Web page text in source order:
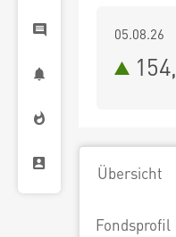
05.08.26
Übersicht
Fondsprofil